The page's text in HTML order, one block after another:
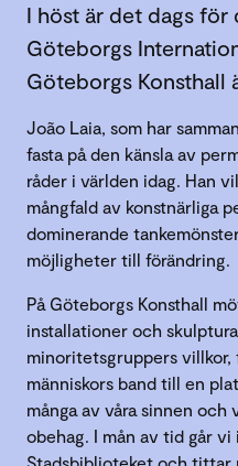
I höst är det dags
Göteborgs
Göteborgs Konsthall
João Laia, som har
fasta på den känsla av
råder i världen idag. Han
mångfald av konstnärliga
dominerande
möjligheter till förändring.
På Göteborgs Konsthall
installationer och
minoritetsgruppers
människors band till en
många av våra sinnen och
obehag. I mån av tid går